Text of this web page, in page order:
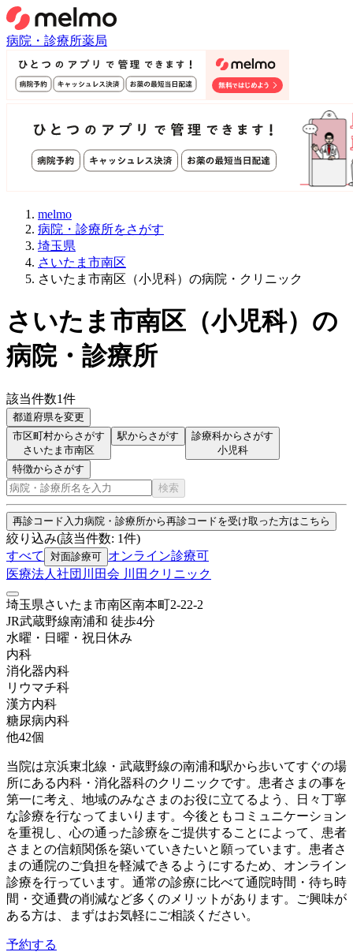
病院・診療所薬局
melmo
病院・診療所をさがす
埼玉県
さいたま市南区
さいたま市南区（小児科）の病院・クリニック
さいたま市南区 （小児科） の
病院・診療所
該当件数1件
都道府県を変更
市区町村からさがす
さいたま市南区
駅からさがす
診療科からさがす
小児科
特徴からさがす
検索
再診コード入力病院・診療所から再診コードを受け取った方はこちら
絞り込み(該当件数: 1件)
すべて
対面診療可 オンライン診療可
医療法人社団川田会 川田クリニック
埼玉県さいたま市南区南本町2-22-2
JR武蔵野線南浦和 徒歩4分
水曜・日曜・祝日 休み
内科
消化器内科
リウマチ科
漢方内科
糖尿病内科
他42個
当院は京浜東北線・武蔵野線の南浦和駅から歩いてすぐの場
所にある内科・消化器科のクリニックです。患者さまの事を
第一に考え、地域のみなさまのお役に立てるよう、日々丁寧
な診療を行なってまいります。今後ともコミュニケーション
を重視し、心の通った診療をご提供することによって、患者
さまとの信頼関係を築いていきたいと願っています。患者さ
まの通院のご負担を軽減できるようにするため、オンライン
診療を行っています。通常の診療に比べて通院時間・待ち時
間・交通費の削減など多くのメリットがあります。ご興味が
ある方は、まずはお気軽にご相談ください。
予約する